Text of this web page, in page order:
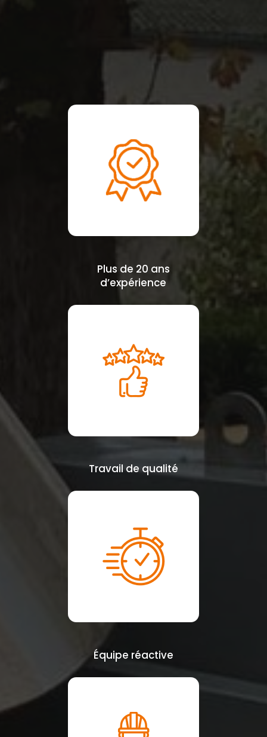
Plus de 20 ans
d’expérience
Travail de qualité
Équipe réactive